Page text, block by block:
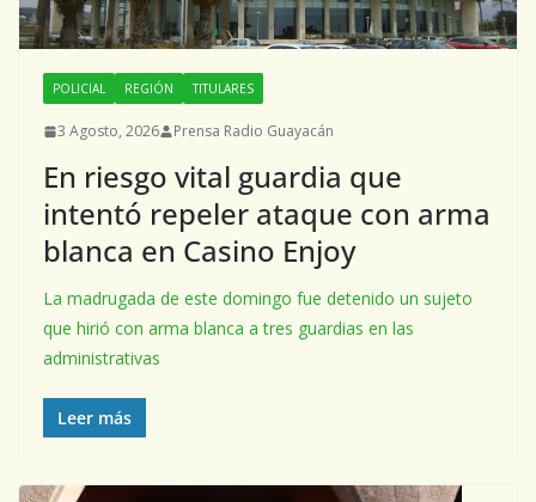
POLICIAL REGIÓN TITULARES
3 Agosto, 2026 Prensa Radio Guayacán
En riesgo vital guardia que
intentó repeler ataque con arma
blanca en Casino Enjoy
La madrugada de este domingo fue detenido un sujeto
que hirió con arma blanca a tres guardias en las
administrativas
Leer más